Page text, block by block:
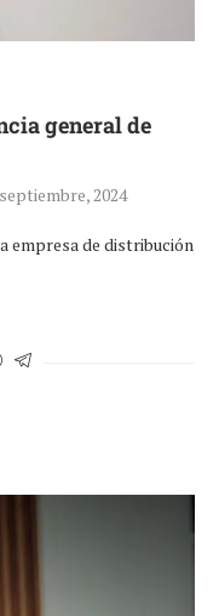
general de
2024
empresa de distribución